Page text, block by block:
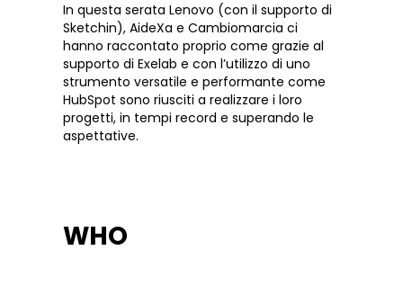
In questa serata Lenovo (con il supporto di
Sketchin), AideXa e Cambiomarcia ci
hanno raccontato proprio come grazie al
supporto di Exelab e con l’utilizzo di uno
strumento versatile e performante come
HubSpot sono riusciti a realizzare i loro
progetti, in tempi record e superando le
aspettative.
WHO